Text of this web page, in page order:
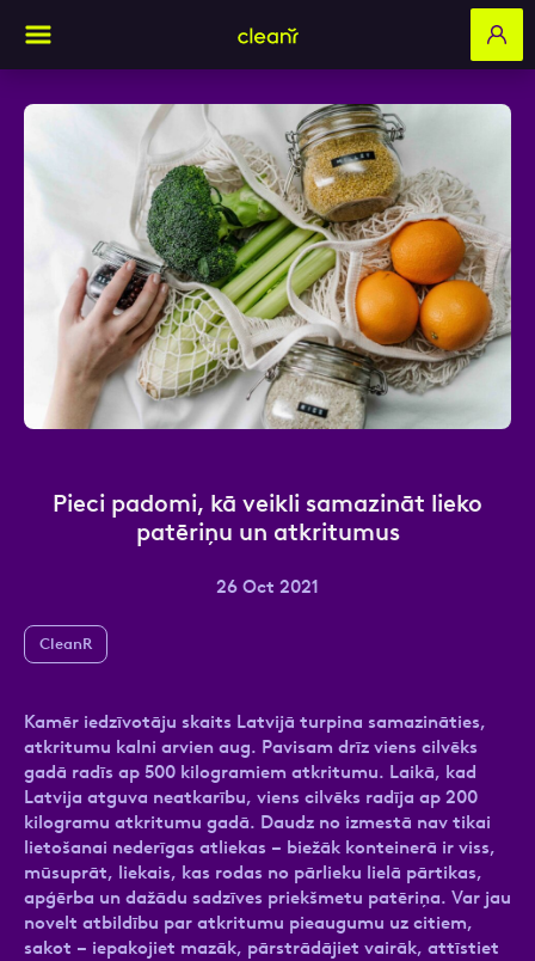
Pieci padomi, kā veikli samazināt lieko
patēriņu un atkritumus
26 Oct 2021
CleanR
Kamēr iedzīvotāju skaits Latvijā turpina samazināties,
atkritumu kalni arvien aug. Pavisam drīz viens cilvēks
gadā radīs ap 500 kilogramiem atkritumu. Laikā, kad
Latvija atguva neatkarību, viens cilvēks radīja ap 200
kilogramu atkritumu gadā. Daudz no izmestā nav tikai
lietošanai nederīgas atliekas – biežāk konteinerā ir viss,
mūsuprāt, liekais, kas rodas no pārlieku lielā pārtikas,
apģērba un dažādu sadzīves priekšmetu patēriņa. Var jau
novelt atbildību par atkritumu pieaugumu uz citiem,
sakot – iepakojiet mazāk, pārstrādājiet vairāk, attīstiet
Aizpildi pieteikuma formu un mēs ar tevi
sazināsimies
Vārds, Uzvārds
E-pasts
Kontakttālrunis
Ziņa
Atzīmējiet, ka piekrītat personas datu
apstrādei.
Vairāk